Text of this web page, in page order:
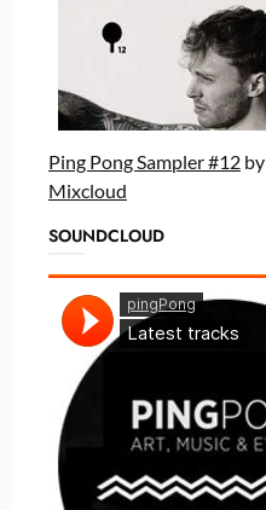
Ping Pong Sampler #12by
Mixcloud
SOUNDCLOUD